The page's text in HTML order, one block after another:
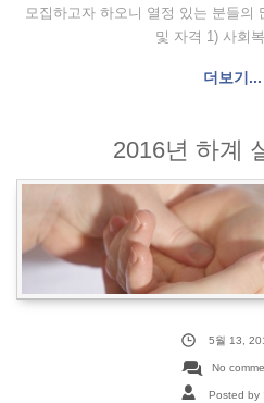
모집하고자 하오니 열정 있는 분들의
및 자격 1) 사회
더보기...
2016년 하계
5월 13,
No
Posted by